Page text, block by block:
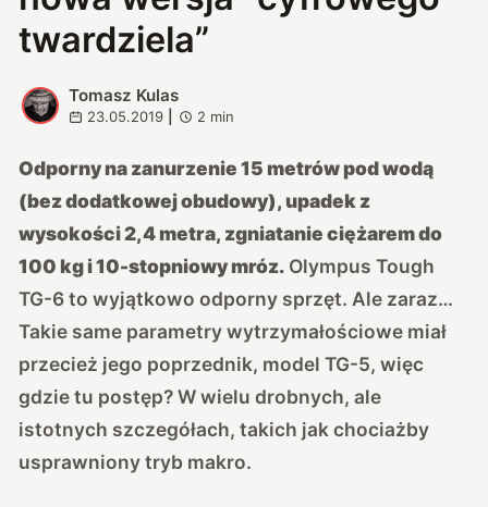
twardziela”
T
Tomasz Kulas
23.05.2019 2 min
Odporny na zanurzenie 15 metrów pod wodą
(bez dodatkowej obudowy), upadek z
wysokości 2,4 metra, zgniatanie ciężarem do
100 kg i 10-stopniowy mróz. Olympus Tough
TG-6 to wyjątkowo odporny sprzęt. Ale zaraz…
Takie same parametry wytrzymałościowe miał
przecież jego poprzednik, model TG-5, więc
gdzie tu postęp? W wielu drobnych, ale
istotnych szczegółach, takich jak chociażby
usprawniony tryb makro.